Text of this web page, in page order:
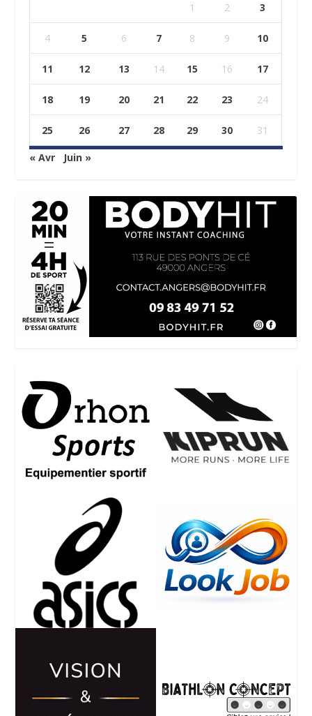
1 2 3
4 5 6 7 8 9 10
11 12 13 14 15 16 17
18 19 20 21 22 23 24
25 26 27 28 29 30 31
« Avr Juin »